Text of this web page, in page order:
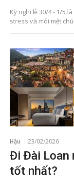
Kỳ nghỉ lễ 30/4 - 1/5
stress và mỏi mệt
Hậu 23/02/2026
Đi Đài Loan
tốt nhất?